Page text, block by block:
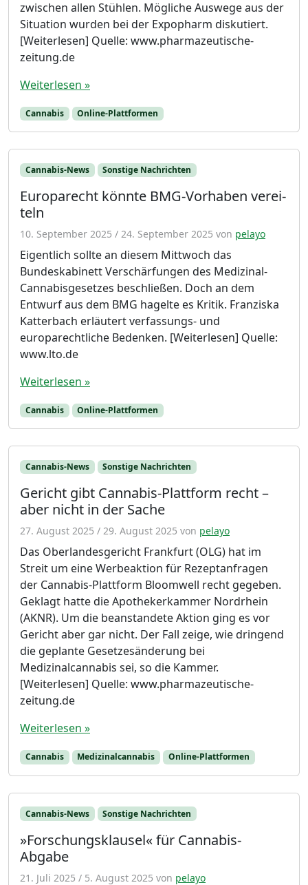
zwischen allen Stühlen. Mögliche Auswege aus der
Situation wurden bei der Expopharm diskutiert.
[Weiterlesen] Quelle: www.pharmazeutische-
zeitung.de
Weiterlesen »
Cannabis Online-Plattformen
Cannabis-News Sonstige Nachrichten
Euro­pa­recht könnte BMG-Vor­haben ver­ei­
teln
10. September 2025 / 24. September 2025 von pelayo
Eigentlich sollte an diesem Mittwoch das
Bundeskabinett Verschärfungen des Medizinal-
Cannabisgesetzes beschließen. Doch an dem
Entwurf aus dem BMG hagelte es Kritik. Franziska
Katterbach erläutert verfassungs- und
europarechtliche Bedenken. [Weiterlesen] Quelle:
www.lto.de
Weiterlesen »
Cannabis Online-Plattformen
Cannabis-News Sonstige Nachrichten
Gericht gibt Cannabis-Plattform recht –
aber nicht in der Sache
27. August 2025 / 29. August 2025 von pelayo
Das Oberlandesgericht Frankfurt (OLG) hat im
Streit um eine Werbeaktion für Rezeptanfragen
der Cannabis-Plattform Bloomwell recht gegeben.
Geklagt hatte die Apothekerkammer Nordrhein
(AKNR). Um die beanstandete Aktion ging es vor
Gericht aber gar nicht. Der Fall zeige, wie dringend
die geplante Gesetzesänderung bei
Medizinalcannabis sei, so die Kammer.
[Weiterlesen] Quelle: www.pharmazeutische-
zeitung.de
Weiterlesen »
Cannabis Medizinalcannabis Online-Plattformen
Cannabis-News Sonstige Nachrichten
»Forschungsklausel« für Cannabis-
Abgabe
21. Juli 2025 / 5. August 2025 von pelayo